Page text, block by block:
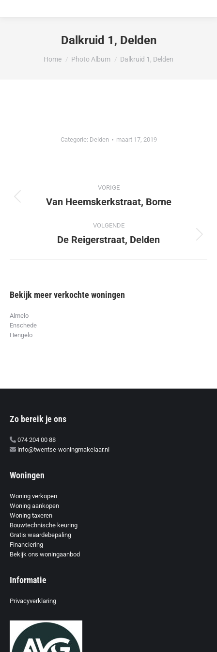
Dalkruid 1, Delden
Je bent hier:
Home Photo Album Dalkruid 1, Delden
Categorie: Delden maart 17, 2019
navigatie
VORIGE
Vorig
Van Heemskerkstraat, Borne
VOLGENDE
Volgend
De Reigerstraat, Delden
Bekijk meer verkochte woningen
Almelo
Enschede
Hengelo
Zo bereik je ons
074 204 00 88
info@twentse-woningmakelaar.nl
Woningen
Woning verkopen
Woning aankopen
Woning taxeren
Bouwtechnische keuring
Gratis waardebepaling
Financiering
Bekijk ons woningaanbod
Informatie
Privacyverklaring